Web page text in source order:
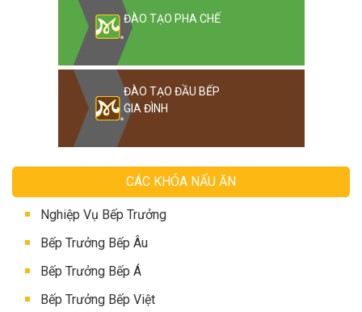
ĐÀO TẠO PHA CHẾ
ĐÀO TẠO ĐẦU BẾP
GIA ĐÌNH
CÁC KHÓA NẤU ĂN
Nghiệp Vụ Bếp Trưởng
Bếp Trưởng Bếp Âu
Bếp Trưởng Bếp Á
Bếp Trưởng Bếp Việt